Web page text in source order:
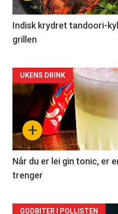
Indisk krydret tandoori-
grillen
Forsiden
akkurat
nå
-
2
+
UKENS DRINK
Når du er lei gin tonic, er
trenger
GODBITER I POLLISTEN